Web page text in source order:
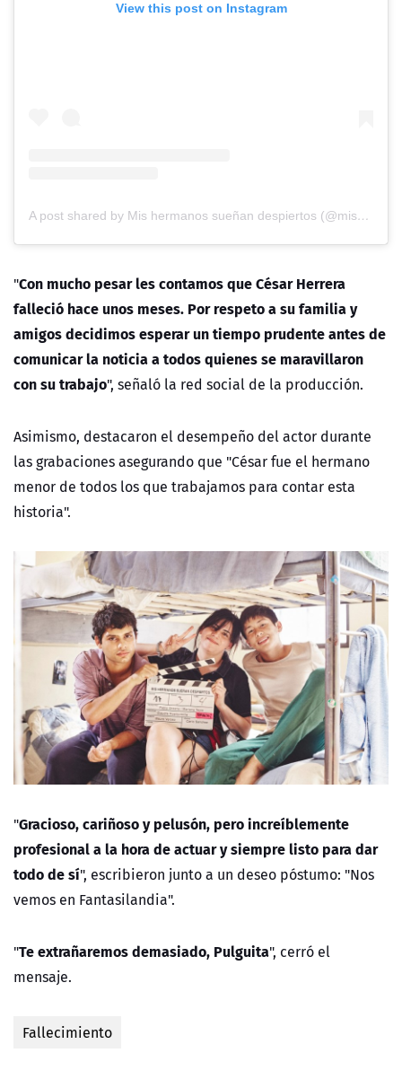
View this post on Instagram
A post shared by Mis hermanos sueñan despiertos (@mishermanossuenandespiertos)
"Con mucho pesar les contamos que César Herrera
falleció hace unos meses. Por respeto a su familia y
amigos decidimos esperar un tiempo prudente antes de
comunicar la noticia a todos quienes se maravillaron
con su trabajo", señaló la red social de la producción.
Asimismo, destacaron el desempeño del actor durante
las grabaciones asegurando que "César fue el hermano
menor de todos los que trabajamos para contar esta
historia".
"Gracioso, cariñoso y pelusón, pero increíblemente
profesional a la hora de actuar y siempre listo para dar
todo de sí", escribieron junto a un deseo póstumo: "Nos
vemos en Fantasilandia".
"Te extrañaremos demasiado, Pulguita", cerró el
mensaje.
Fallecimiento